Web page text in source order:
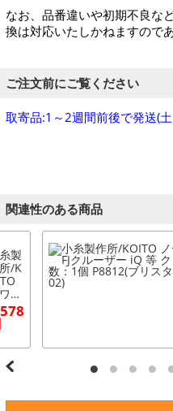
なお、品番違いや初期不良な
換は対応いたしかねますので
ご注文前にご覧ください
取寄品:1～2週間前後で発送(
関連性のある商品
製
/K
イ
ー
ー
ン
b
ー